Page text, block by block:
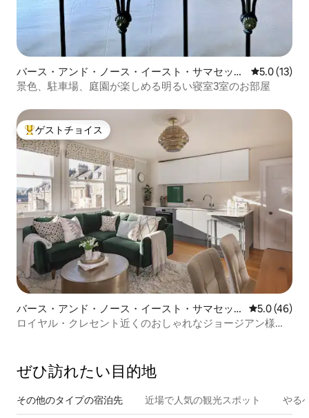
バース・アンド・ノース・イースト・サマセット
の一軒家
レビュー13
5.0 (13)
景色、駐車場、庭園が楽しめる明るい寝室3室のお部屋
大好評のゲストチョイスです。
ゲストチョイス
バース・アンド・ノース・イースト・サマセッ
トのマンション・アパート
レビュー46
5.0 (46)
ロイヤル・クレセント近くのおしゃれなジョージアン様式
ぜひ訪⁠れ⁠た⁠い目⁠的⁠地
その他のタ⁠イ⁠プ⁠の宿⁠泊⁠先 近場で人気の観光スポット やる